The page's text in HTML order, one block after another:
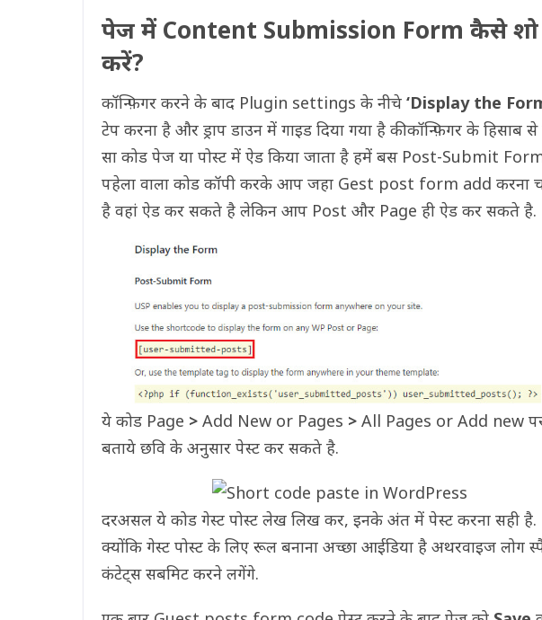
पेज में Content Submission Form कैसे शो
करें?
कॉन्फ़िगर करने के बाद Plugin settings के नीचे ‘Display the
टेप करना है और ड्राप डाउन में गाइड दिया गया है की कॉन्फ़िगर के हिसाब
सा कोड पेज या पोस्ट में ऐड किया जाता है हमें बस Post-Submit
पहेला वाला कोड कॉपी करके आप जहा Gest post form add करना
है वहां ऐड कर सकते है लेकिन आप Post और Page ही ऐड कर सकते है.
ये कोड Page >Add New or Pages >All Pages or Add new
बताये छवि के अनुसार पेस्ट कर सकते है.
दरअसल ये कोड गेस्ट पोस्ट लेख लिख कर, इनके अंत में पेस्ट करना सही है.
क्योंकि गेस्ट पोस्ट के लिए रूल बनाना अच्छा आईडिया है अथरवाइज लोग
कंटेट्स सबमिट करने लगेंगे.